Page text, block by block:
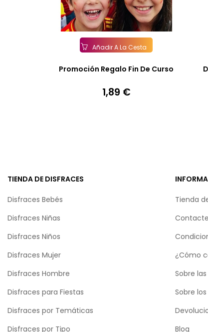
Añadir A La Cesta
Promoción Regalo Fin De Curso
Precio
1,89 €
TIENDA DE DISFRACES
Disfraces Bebés
Disfraces Niñas
Disfraces Niños
Disfraces Mujer
Disfraces Hombre
Disfraces para Fiestas
Disfraces por Temáticas
Disfraces por Tipo
Tienda
¿Cómo
Sobre
Sobre
Blog